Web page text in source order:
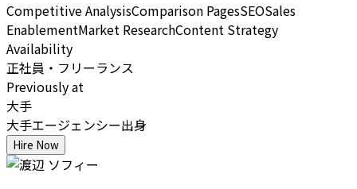
Competitive AnalysisComparison PagesSEOSales
EnablementMarket ResearchContent Strategy
Availability
正社員・フリーランス
Previously at
大手
大手エージェンシー出身
Hire Now